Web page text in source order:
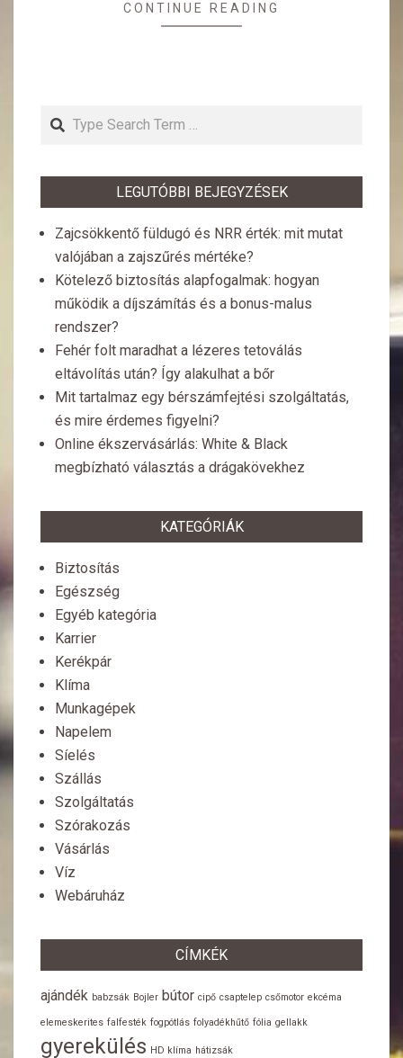
CONTINUE READING
Search
LEGUTÓBBI BEJEGYZÉSEK
Zajcsökkentő füldugó és NRR érték: mit mutat
valójában a zajszűrés mértéke?
Kötelező biztosítás alapfogalmak: hogyan
működik a díjszámítás és a bonus-malus
rendszer?
Fehér folt maradhat a lézeres tetoválás
eltávolítás után? Így alakulhat a bőr
Mit tartalmaz egy bérszámfejtési szolgáltatás,
és mire érdemes figyelni?
Online ékszervásárlás: White & Black
megbízható választás a drágakövekhez
KATEGÓRIÁK
Biztosítás
Egészség
Egyéb kategória
Karrier
Kerékpár
Klíma
Munkagépek
Napelem
Síelés
Szállás
Szolgáltatás
Szórakozás
Vásárlás
Víz
Webáruház
CÍMKÉK
ajándék babzsák Bojler bútor cipő csaptelep csőmotor ekcéma
elemeskerites falfesték fogpótlás folyadékhűtő fólia gellakk
gyerekülés HD klíma hátizsák